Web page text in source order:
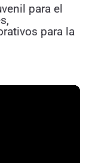
para el
para la